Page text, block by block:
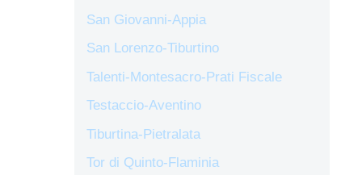
San Giovanni-Appia
San Lorenzo-Tiburtino
Talenti-Montesacro-Prati Fiscale
Testaccio-Aventino
Tiburtina-Pietralata
Tor di Quinto-Flaminia